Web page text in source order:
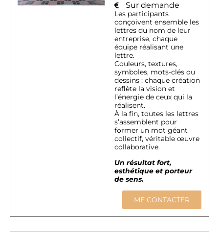
Sur demande
Les participants
conçoivent ensemble les
lettres du nom de leur
entreprise, chaque
équipe réalisant une
lettre.
Couleurs, textures,
symboles, mots-clés ou
dessins : chaque création
reflète la vision et
l’énergie de ceux qui la
réalisent.
À la fin, toutes les lettres
s’assemblent pour
former un mot géant
collectif, véritable œuvre
collaborative.
Un résultat fort,
esthétique et porteur
de sens.
ME CONTACTER